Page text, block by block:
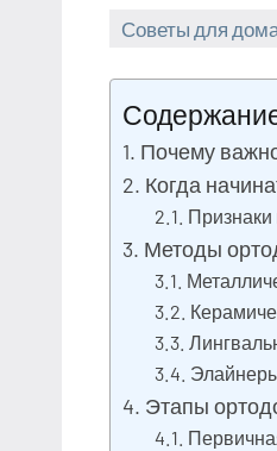
Советы для дома
Почему
Когда
Признаки
Методы
Этапы